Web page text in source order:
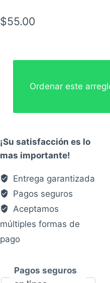
$55.00
Ordenar este
¡Su satisfacción es lo
mas importante!
Entrega garantizada
Pagos seguros
Aceptamos
múltiples formas de
pago
Pagos seguros